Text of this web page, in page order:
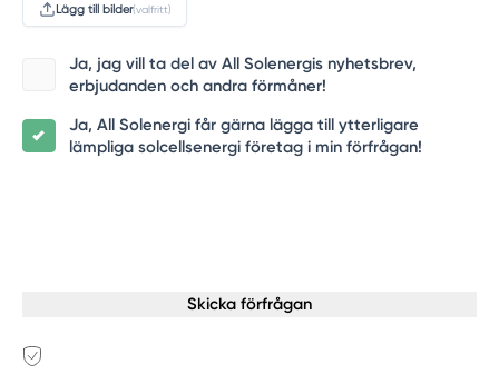
Lägg till bilder(valfritt)
Ja, jag vill ta del av All Solenergis nyhetsbrev,
erbjudanden och andra förmåner!
Ja, All Solenergi får gärna lägga till ytterligare
lämpliga solcellsenergi företag i min förfrågan!
Skicka förfrågan